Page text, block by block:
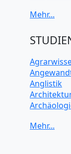
Java
JavaScript
Künstliche
Latein
Mechanik
Anglistik
Biochemie